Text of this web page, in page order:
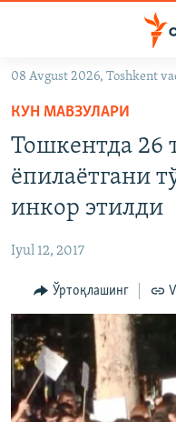
Асосий
навигацияга
ўтинг
Қидиришга
ўтинг
На русском
ИЖТИМОИЙ ТАРМОҚЛАР
Озодлик бошқа
08 Avgust 2026, Toshkent
КУН МАВЗУЛАРИ
Тошкентда 26
ёпилаётгани
инкор этилди
Iyul 12, 2017
Ўртоқлашинг